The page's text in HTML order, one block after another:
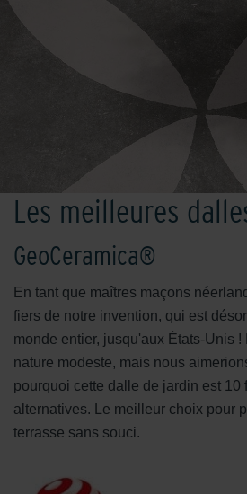
Les meilleures
GeoCeramica®
En tant que maîtres maçons
fiers de notre invention, qui est
monde entier, jusqu'aux États-Unis !
nature modeste, mais nous
pourquoi cette dalle de jardin est 10
alternatives. Le meilleur choix pour
terrasse sans souci.